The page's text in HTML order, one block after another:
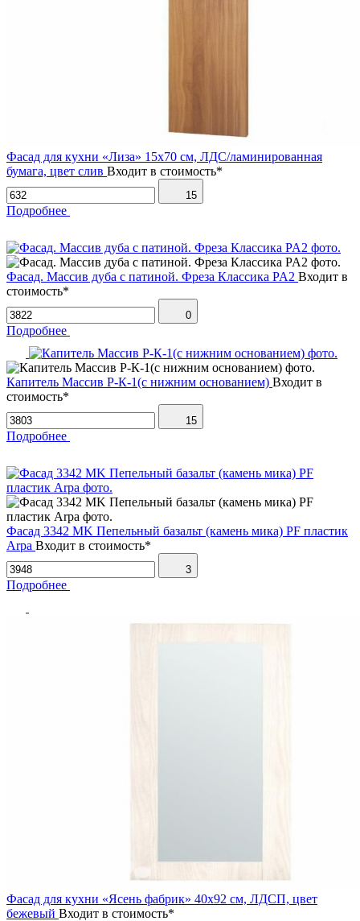
Фасад для кухни «Лиза» 15х70 см, ЛДС/ламинированная
бумага, цвет слив Входит в стоимость*
15
Подробнее
Фасад. Массив дуба с патиной. Фреза Классика PA2 Входит в
стоимость*
0
Подробнее
Капитель Массив Р-К-1(с нижним основанием) Входит в
стоимость*
15
Подробнее
Фасад 3342 MK Пепельный базальт (камень мика) PF пластик
Arpa Входит в стоимость*
3
Подробнее
Фасад для кухни «Ясень фабрик» 40х92 см, ЛДСП, цвет
бежевый Входит в стоимость*